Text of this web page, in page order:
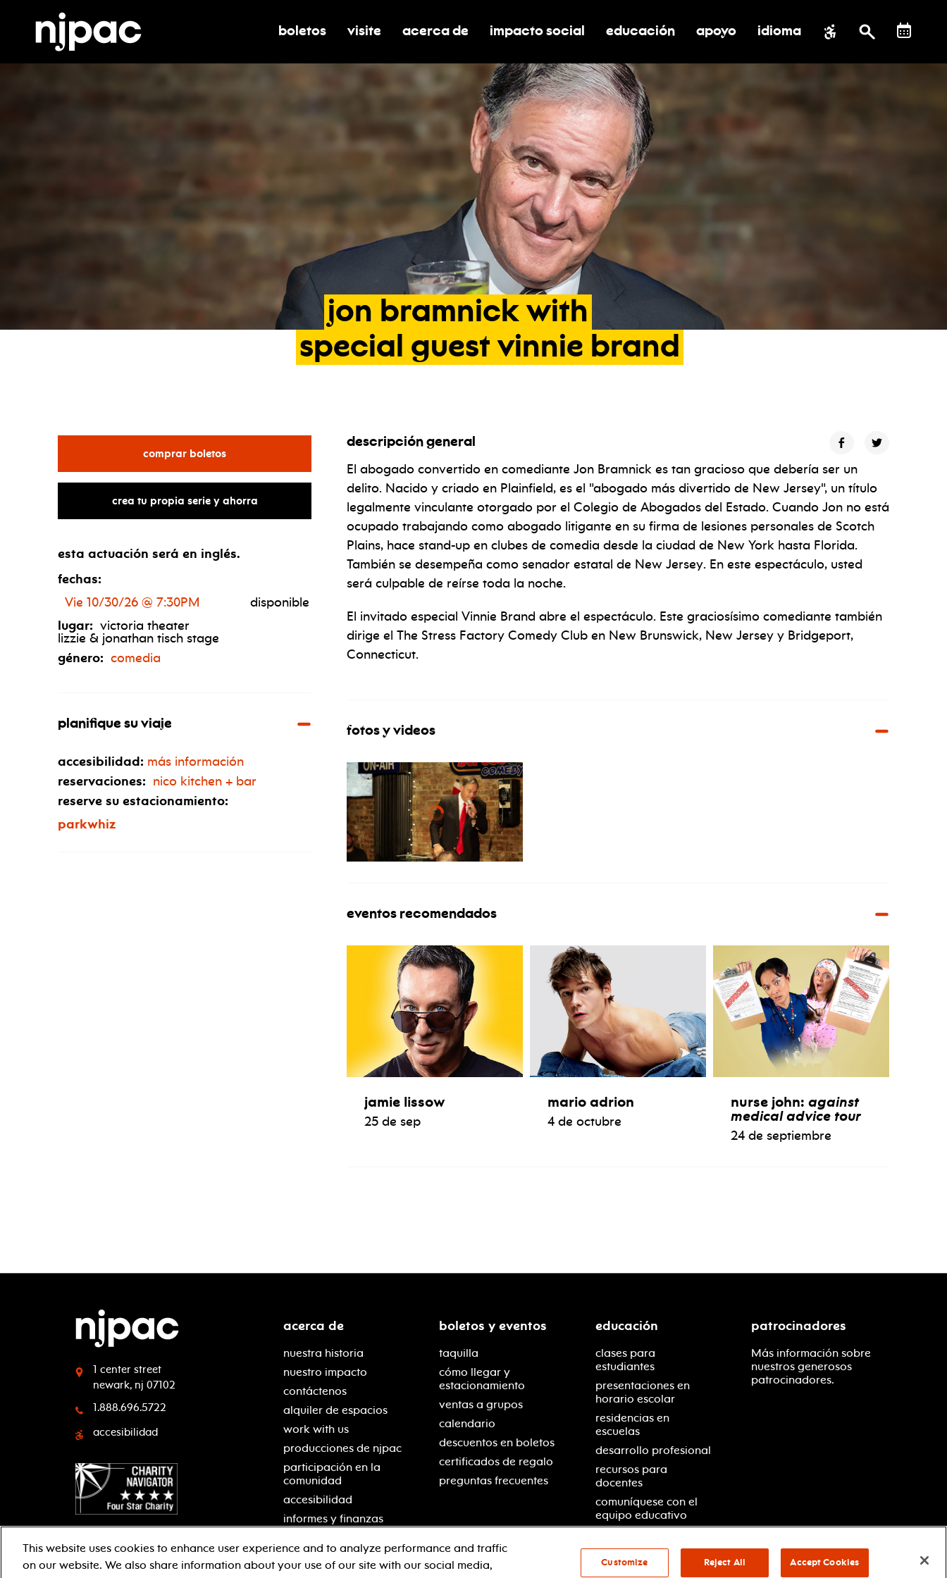
alternar submenú de boletos
boletos alternar submenú de visite
visite alternar submenú de acerca de
acerca de activar/desactivar el submenú de impacto social
impacto social alternar submenú de educación
educación alternar submenú de asistencia
apoyo idioma
jon bramnick with
special guest vinnie brand
comprar boletospara jon bramnick with special guest vinnie brand
crea tu propia serie y ahorra
esta actuación será en inglés.
fechas:
Vie 10/30/26 @ 7:30PM
disponible
lugar: victoria theater
lizzie & jonathan tisch stage
género: comedia
planifique su viaje
accesibilidad: más información
reservaciones: nico kitchen + bar
reserve su estacionamiento:
parkwhiz
descripción general
El abogado convertido en comediante Jon Bramnick es tan gracioso que debería ser un
delito. Nacido y criado en Plainfield, es el "abogado más divertido de New Jersey", un título
legalmente vinculante otorgado por el Colegio de Abogados del Estado. Cuando Jon no está
ocupado trabajando como abogado litigante en su firma de lesiones personales de Scotch
Plains, hace stand-up en clubes de comedia desde la ciudad de New York hasta Florida.
También se desempeña como senador estatal de New Jersey. En este espectáculo, usted
será culpable de reírse toda la noche.
El invitado especial Vinnie Brand abre el espectáculo. Este graciosísimo comediante también
dirige el The Stress Factory Comedy Club en New Brunswick, New Jersey y Bridgeport,
Connecticut.
fotos y videos
eventos recomendados
jamie lissow
25 de sep
mario adrion
4 de octubre
nurse john: against
medical advice tour
24 de septiembre
1 center street
newark, nj 07102
1.888.696.5722
accesibilidad
acerca de
nuestra historia
nuestro impacto
contáctenos
alquiler de espacios
work with us
producciones de njpac
participación en la
comunidad
accesibilidad
informes y finanzas
boletos y eventos
taquilla
cómo llegar y
estacionamiento
ventas a grupos
calendario
descuentos en boletos
certificados de regalo
preguntas frecuentes
educación
clases para
estudiantes
presentaciones en
horario escolar
residencias en
escuelas
desarrollo profesional
recursos para
docentes
comuníquese con el
equipo educativo
patrocinadores
Más información sobre
nuestros generosos
patrocinadores.
This website uses cookies to enhance user experience and to analyze performance and traffic
on our website. We also share information about your use of our site with our social media,
Customize Reject All Accept Cookies